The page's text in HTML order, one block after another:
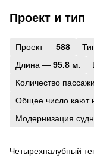
Проект и тип
Проект — 588
Длина — 95.8 м.
Количество
Общее число кают
Модернизация
Четырехпалубный